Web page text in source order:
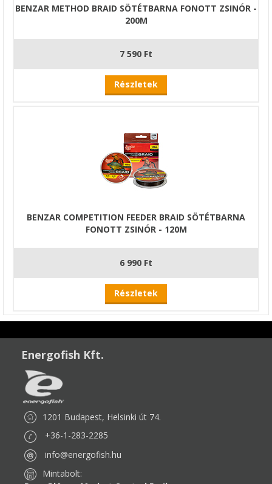
BENZAR METHOD BRAID SÖTÉTBARNA FONOTT ZSINÓR -
200M
7 590 Ft
Részletek
BENZAR COMPETITION FEEDER BRAID SÖTÉTBARNA
FONOTT ZSINÓR - 120M
6 990 Ft
Részletek
Energofish Kft.
1201 Budapest, Helsinki út 74.
+36-1-283-2285
info@energofish.hu
Mintabolt: